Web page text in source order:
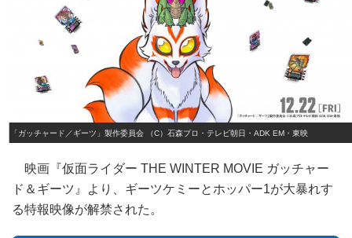
「ガッチャード／ギーツ」製作委員会 （C）石森プロ・テレビ朝日・ADK EM・東映
映画『仮面ライダー THE WINTER MOVIE ガッチャー
ド＆ギーツ』より、ギーツケミーとホッパー1が大暴れす
る特報映像が解禁された。